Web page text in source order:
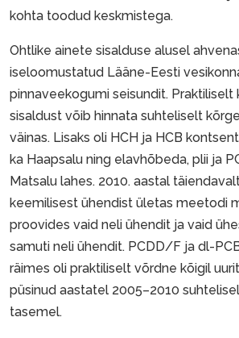
kohta toodud keskmistega.
Ohtlike ainete sisalduse alusel
iseloomustatud Lääne-Eesti
pinnaveekogumi seisundit. Praktiliselt
sisaldust võib hinnata suhteliselt
väinas. Lisaks oli HCH ja HCB
ka Haapsalu ning elavhõbeda, plii ja
Matsalu lahes. 2010. aastal
keemilisest ühendist ületas meetodi
proovides vaid neli ühendit ja vaid
samuti neli ühendit. PCDD/F ja dl-
räimes oli praktiliselt võrdne kõigil
püsinud aastatel 2005–2010
tasemel.